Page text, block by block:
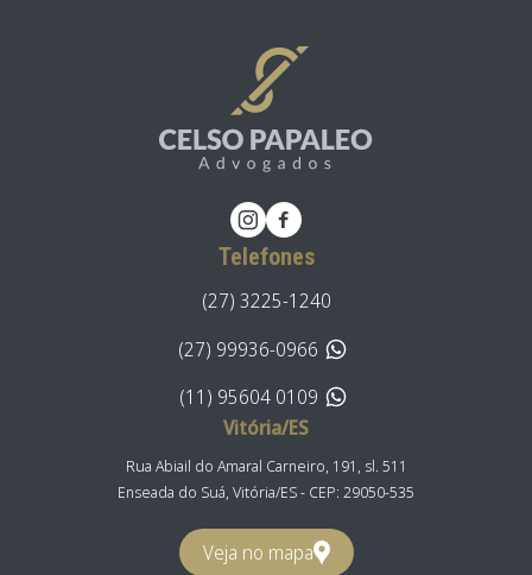
Telefones
(27) 3225-1240
(27) 99936-0966
(11) 95604 0109
Vitória/ES
Rua Abiail do Amaral Carneiro, 191, sl. 511
Enseada do Suá, Vitória/ES - CEP: 29050-535
Veja no mapa